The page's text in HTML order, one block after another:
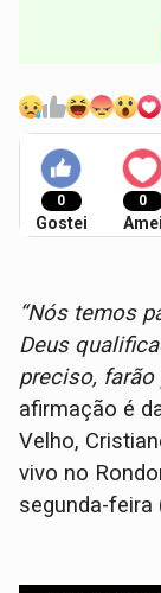
0
Gostei
0
Amei
“Nós temos
Deus
preciso, farão
afirmação é
Velho,
vivo no
segunda-feira